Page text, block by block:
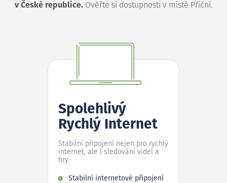
v České republice. Ověřte si dostupnosti v místě Příční.
Spolehlivý
Rychlý Internet
Stabilní připojení nejen pro rychlý
internet, ale i sledování videí a
hry.
Stabilní internetové připojení